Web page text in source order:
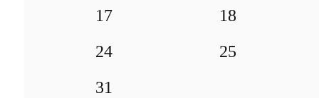
17
18
24
25
31